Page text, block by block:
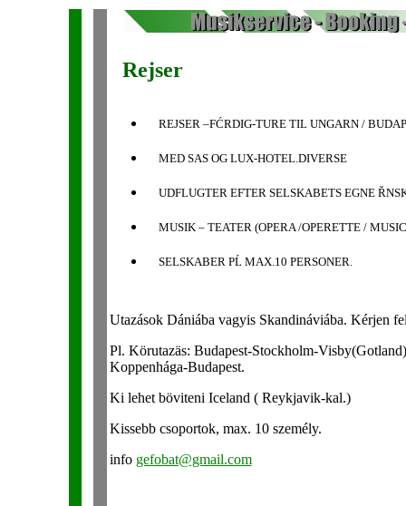
Rejser
REJSER –FĆRDIG-TURE TIL UNGARN /
MED SAS OG LUX-HOTEL.DIVERSE
UDFLUGTER EFTER SELSKABETS EGNE
MUSIK – TEATER (OPERA /OPERETTE /
SELSKABER PĹ MAX.10 PERSONER.
Utazások Dániába vagyis Skandináviába. Kérjen
Pl. Körutazäs: Budapest-Stockholm-
Koppenhága-Budapest.
Ki lehet böviteni Iceland ( Reykjavik-kal.)
Kissebb csoportok, max. 10 személy.
info gefobat@gmail.com